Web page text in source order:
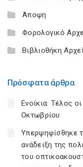
Άποψη
Φορολογικό
Βιβλιοθήκη
Πρόσφατα άρθρα
Ενοίκια: Τέλος
Οκτωβρίου
Υπερψηφίσθηκε
ανάδειξη της
του